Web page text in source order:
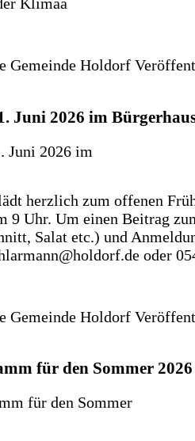
Gemeinde Holdorf
Juni 2026 im
herzlich zum offenen
9 Uhr. Um einen Beitrag
Salat etc.) und
oder
Gemeinde Holdorf
für den Sommer